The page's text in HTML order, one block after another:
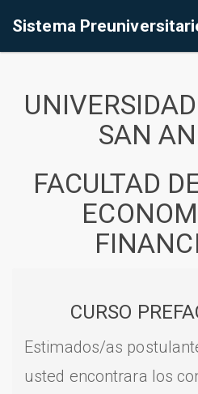
Sistema
SAN
FACULTAD
CURSO
Estimados/as
usted encontrara los